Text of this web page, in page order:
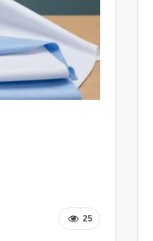
25